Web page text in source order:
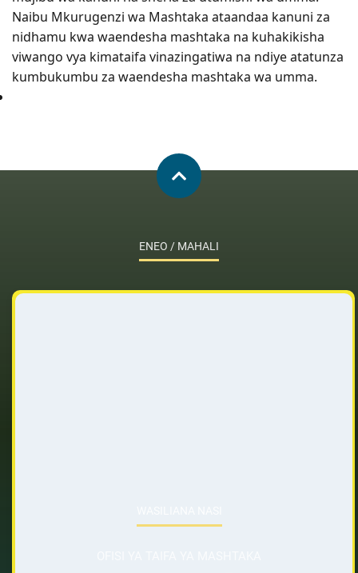
Naibu Mkurugenzi wa Mashtaka ataandaa kanuni za
nidhamu kwa waendesha mashtaka na kuhakikisha
viwango vya kimataifa vinazingatiwa na ndiye atatunza
kumbukumbu za waendesha mashtaka wa umma.
ENEO / MAHALI